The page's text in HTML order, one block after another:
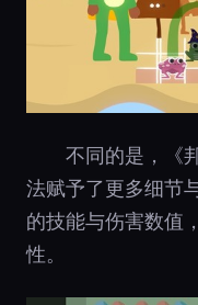
不同的是，《
法赋予了更多细节
的技能与伤害数值
性。